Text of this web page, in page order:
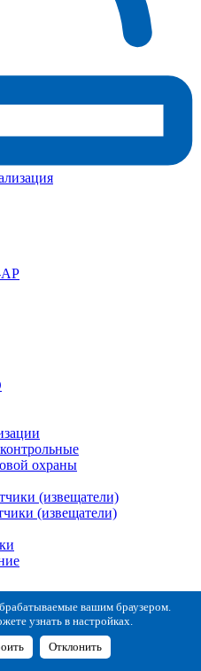
охраны
(извещатели)
(извещатели)
материалы
извещателей
вашим браузером.
узнать в настройках.
Отклонить